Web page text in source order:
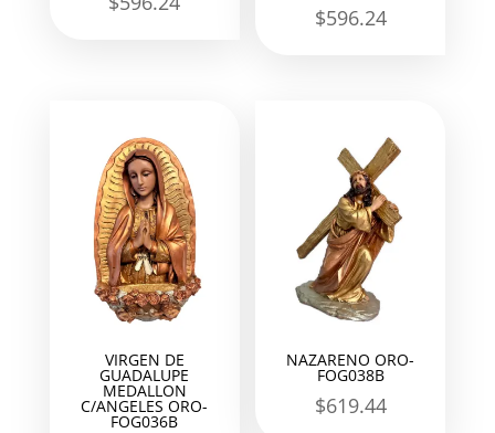
$596.24
VIRGEN DE
GUADALUPE
MEDALLON
C/ANGELES ORO-
FOG036B
NAZARENO ORO-
FOG038B
$619.44